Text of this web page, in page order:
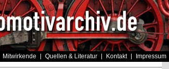
Mitwirkende Quellen & Literatur Kontakt Impressum